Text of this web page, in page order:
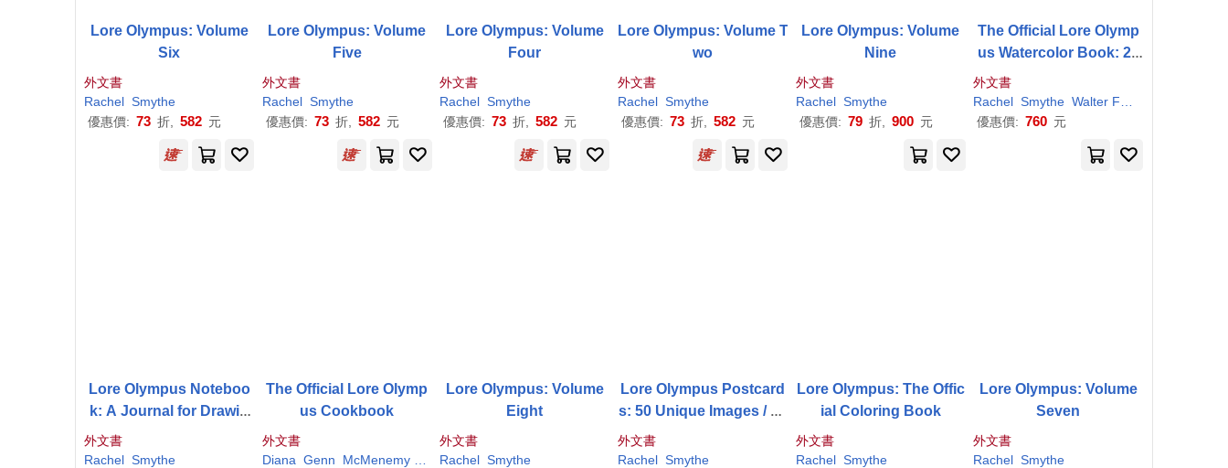
Lore Olympus: Volume
Six
外文書
Rachel Smythe
優惠價: 73 折, 582 元
Lore Olympus: Volume
Five
外文書
Rachel Smythe
優惠價: 73 折, 582 元
Lore Olympus: Volume
Four
外文書
Rachel Smythe
優惠價: 73 折, 582 元
Lore Olympus: Volume T
wo
外文書
Rachel Smythe
優惠價: 73 折, 582 元
Lore Olympus: Volume
Nine
外文書
Rachel Smythe
優惠價: 79 折, 900 元
The Official Lore Olymp
us Watercolor Book: 20
Simple Watercolor Less
ons Inspired by the #1 N
ew York Times Bestselli
Phenomenon --
外文書
Rachel Smythe Walter Foster Creative Team
優惠價: 760 元
Lore Olympus Noteboo
k: A Journal for Drawin
g, Coloring, Writing, and
More
外文書
Rachel Smythe
The Official Lore Olymp
us Cookbook
外文書
Diana Genn McMenemy Moutsopoulos Rachel
Lore Olympus: Volume
Eight
外文書
Rachel Smythe
Lore Olympus Postcard
s: 50 Unique Images / 10
外文書
Rachel Smythe
Lore Olympus: The Offic
ial Coloring Book
外文書
Rachel Smythe
Lore Olympus: Volume
Seven
外文書
Rachel Smythe